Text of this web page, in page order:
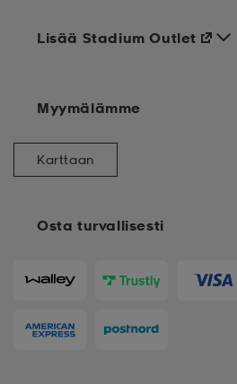
Osta turvallisesti
Lisää Stadium Outlet
Myymälämme
Karttaan